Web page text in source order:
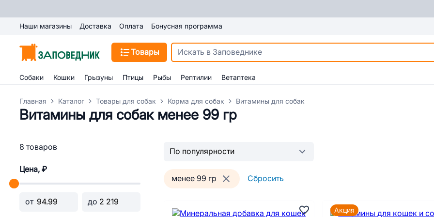
Наши магазины Доставка Оплата Бонусная программа
Товары
Собаки Кошки Грызуны Птицы Рыбы Рептилии Ветаптека
Главная Каталог Товары для собак Корма для собак Витамины для собак
Витамины для собак менее 99 гр
8 товаров
Цена, ₽
от до
Сбросить
менее 99 гр
Акция